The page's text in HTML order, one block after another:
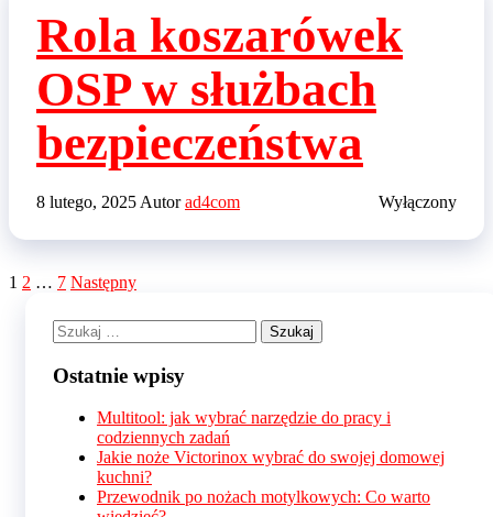
Rola koszarówek
OSP w służbach
bezpieczeństwa
8 lutego, 2025 Autor ad4com Wyłączony
Stronicowanie
wpisów
1 2 … 7 Następny
Szukaj:
Ostatnie wpisy
Multitool: jak wybrać narzędzie do pracy i
codziennych zadań
Jakie noże Victorinox wybrać do swojej domowej
kuchni?
Przewodnik po nożach motylkowych: Co warto